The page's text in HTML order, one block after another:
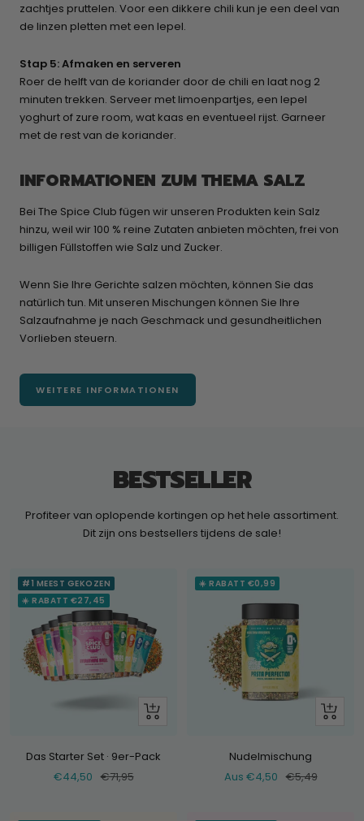
zachtjes pruttelen. Voor een dikkere chili kun je een deel van
de linzen pletten met een lepel.
Stap 5: Afmaken en serveren
Roer de helft van de koriander door de chili en laat nog 2
minuten trekken. Serveer met limoenpartjes, een lepel
yoghurt of zure room, wat kaas en eventueel rijst. Garneer
met de rest van de koriander.
INFORMATIONEN ZUM THEMA SALZ
Bei The Spice Club fügen wir unseren Produkten kein Salz
hinzu, weil wir 100 % reine Zutaten anbieten möchten, frei von
billigen Füllstoffen wie Salz und Zucker.
Wenn Sie Ihre Gerichte salzen möchten, können Sie das
natürlich tun. Mit unseren Mischungen können Sie Ihre
Salzaufnahme je nach Geschmack und gesundheitlichen
Vorlieben steuern.
WEITERE INFORMATIONEN
BESTSELLER
Profiteer van oplopende kortingen op het hele assortiment.
Dit zijn ons bestsellers tijdens de sale!
#1 MEEST GEKOZEN
☀️ RABATT €27,45
+
Das Starter Set · 9er-Pack
Verkaufspreis
€44,50 Normaler
€71,95
☀️ RABATT €0,99
Schau
Nudelmischung
Verkaufspreis
Aus €4,50 Normaler
€5,49